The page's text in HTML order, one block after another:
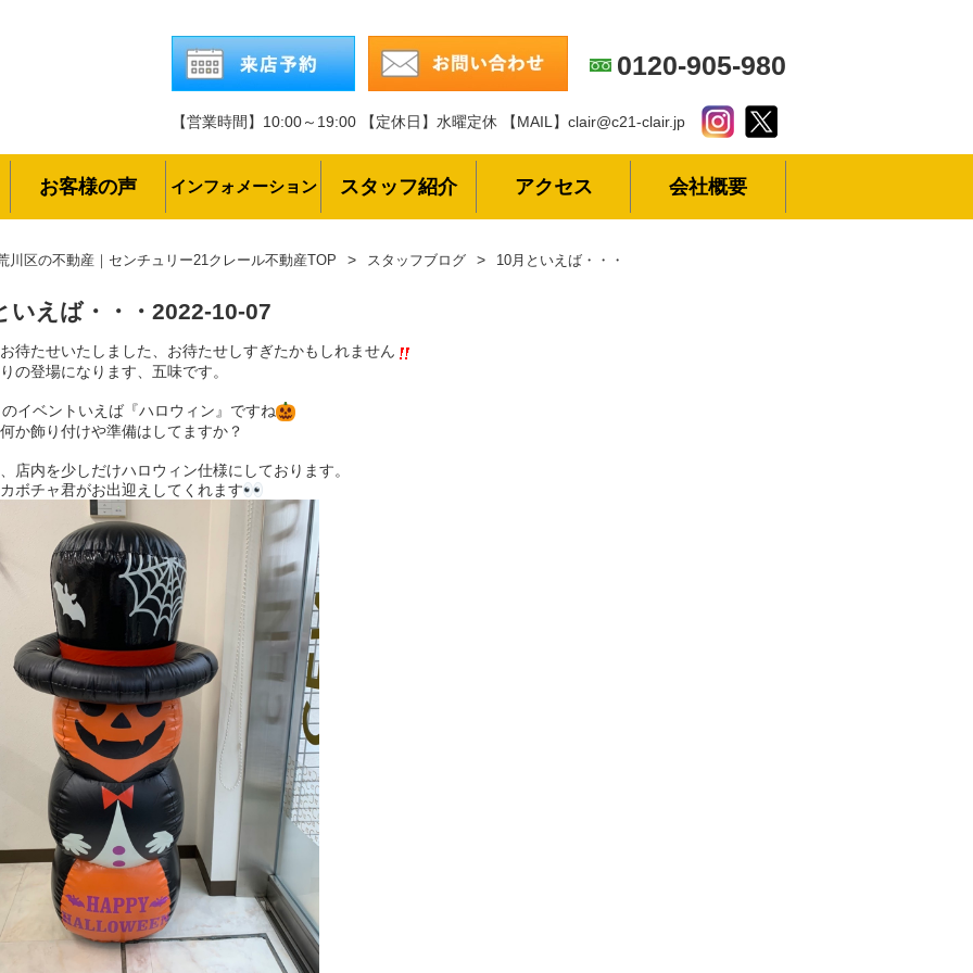
0120-905-980
【営業時間】10:00～19:00 【定休日】水曜定休 【MAIL】clair@c21-clair.jp
お客様の声 インフォメーション スタッフ紹介 アクセス 会社概要
川区の不動産｜センチュリー21クレール不動産TOP スタッフブログ 10月といえば・・・
いえば・・・ 2022-10-07
待たせいたしました、お待たせしすぎたかもしれません
の登場になります、五味です。
イベントいえば『ハロウィン』ですね
か飾り付けや準備はしてますか？
店内を少しだけハロウィン仕様にしております。
ボチャ君がお出迎えしてくれます